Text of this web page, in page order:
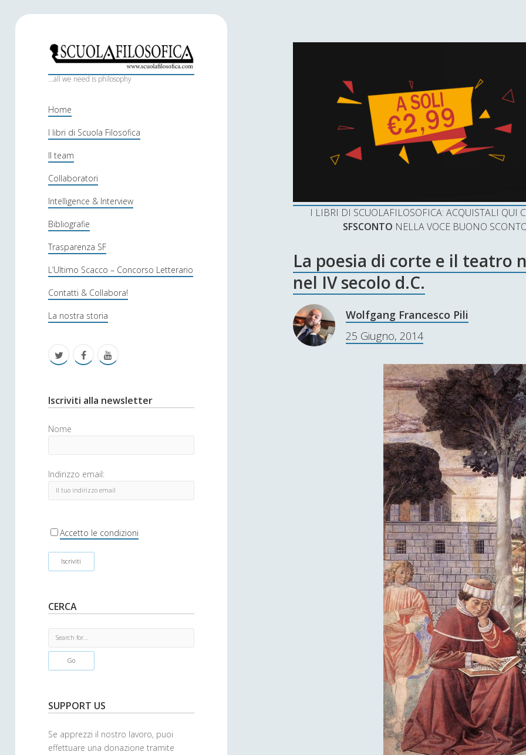
S
c
o
l
a
f
i
l
o
s
o
f
c
...all we need is philosophy
Home
I libri di Scuola Filosofica
Il team
Collaboratori
Intelligence & Interview
Bibliografie
Trasparenza SF
L’Ultimo Scacco – Concorso Letterario
Contatti & Collabora!
La nostra storia
i
t
r
f
c
b
o
k
u
u
e
S
i
e
b
r
Iscriviti alla newsletter
Nome
Indirizzo email:
Accetto le condizioni
CERCA
e
h
SUPPORT US
Se apprezzi il nostro lavoro, puoi
effettuare una donazione tramite
I LIBRI DI SCUOLAFILOSOFICA: ACQUISTALI
SFSCONTO NELLA VOCE BUONO
La poesia di corte e il
nel IV secolo d.C.
Wolfgang Francesco Pili
25 Giugno, 2014